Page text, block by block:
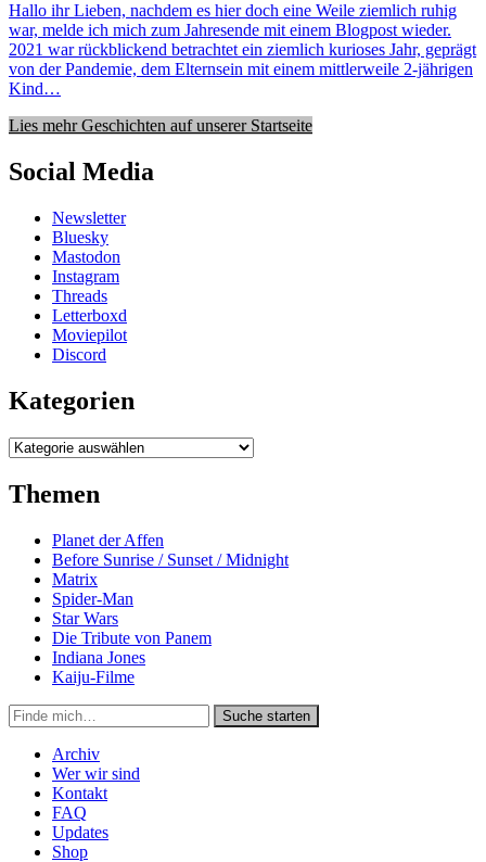
Hallo ihr Lieben, nachdem es hier doch eine Weile ziemlich ruhig
war, melde ich mich zum Jahresende mit einem Blogpost wieder.
2021 war rückblickend betrachtet ein ziemlich kurioses Jahr, geprägt
von der Pandemie, dem Elternsein mit einem mittlerweile 2-jährigen
Kind…
Lies mehr Geschichten auf unserer Startseite
Social Media
Newsletter
Bluesky
Mastodon
Instagram
Threads
Letterboxd
Moviepilot
Discord
Kategorien
Kategorien
Themen
Planet der Affen
Before Sunrise / Sunset / Midnight
Matrix
Spider-Man
Star Wars
Die Tribute von Panem
Indiana Jones
Kaiju-Filme
Suche
in
https://secondunit-
podcast.de/
Suche starten
Archiv
Wer wir sind
Kontakt
FAQ
Updates
Shop